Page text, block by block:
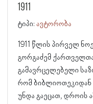
1911
ტიპი: ავტორობა
1911 წლის პირველ
გორგაძემ
გამავრცელებელი
რომ ბიბლიოთეკიდან
უნდა გაეცათ, დროის